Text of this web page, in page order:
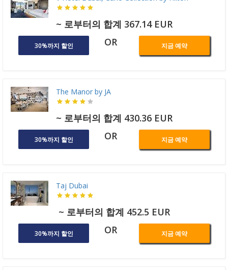
~ 로부터의 합계 367.14 EUR
30%까지 할인 OR 지금 예약
The Manor by JA
~ 로부터의 합계 430.36 EUR
30%까지 할인 OR 지금 예약
Taj Dubai
~ 로부터의 합계 452.5 EUR
30%까지 할인 OR 지금 예약